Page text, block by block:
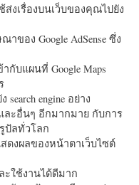
งเรื่องบนเว็บของคุณไปยัง
ของ Google AdSense ซึ่ง
กับแผนที่ Google Maps
engine อย่าง
ะอื่นๆ อีกมากมาย กับการ
ลทั่วโลก
ดงผลของหน้าตาเว็บไซต์
ใช้งานได้ดีมาก